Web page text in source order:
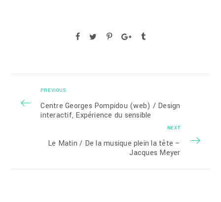
PREVIOUS
Centre Georges Pompidou (web) / Design
interactif, Expérience du sensible
NEXT
Le Matin / De la musique plein la tête –
Jacques Meyer